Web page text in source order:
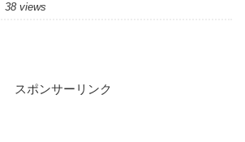
38 views
スポンサーリンク